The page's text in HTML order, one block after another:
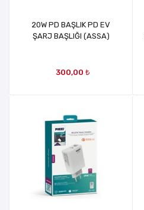
20W PD BAŞLIK PD EV
ŞARJ BAŞLIĞI (ASSA)
300,00 ₺